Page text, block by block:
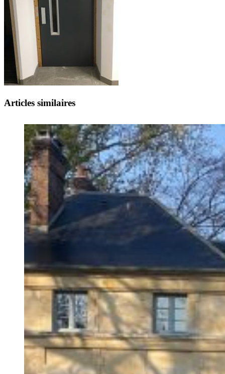
Articles similaires